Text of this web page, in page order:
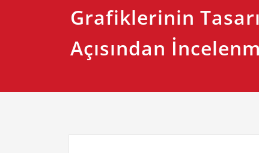
Grafiklerinin
Açısından